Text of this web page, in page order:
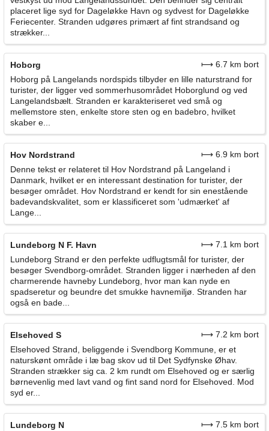
placeret lige syd for Dageløkke Havn og sydvest for Dageløkke
Feriecenter. Stranden udgøres primært af fint strandsand og
strækker...
Hoborg
⟼ 6.7 km bort
Hoborg på Langelands nordspids tilbyder en lille naturstrand for
turister, der ligger ved sommerhusområdet Hoborglund og ved
Langelandsbælt. Stranden er karakteriseret ved små og
mellemstore sten, enkelte store sten og en badebro, hvilket
skaber e...
Hov Nordstrand
⟼ 6.9 km bort
Denne tekst er relateret til Hov Nordstrand på Langeland i
Danmark, hvilket er en interessant destination for turister, der
besøger området. Hov Nordstrand er kendt for sin enestående
badevandskvalitet, som er klassificeret som 'udmærket' af
Lange...
Lundeborg N F. Havn
⟼ 7.1 km bort
Lundeborg Strand er den perfekte udflugtsmål for turister, der
besøger Svendborg-området. Stranden ligger i nærheden af den
charmerende havneby Lundeborg, hvor man kan nyde en
spadseretur og beundre det smukke havnemiljø. Stranden har
også en bade...
Elsehoved S
⟼ 7.2 km bort
Elsehoved Strand, beliggende i Svendborg Kommune, er et
naturskønt område i læ bag skov ud til Det Sydfynske Øhav.
Stranden strækker sig ca. 2 km rundt om Elsehoved og er særlig
børnevenlig med lavt vand og fint sand nord for Elsehoved. Mod
syd er...
Lundeborg N
⟼ 7.5 km bort